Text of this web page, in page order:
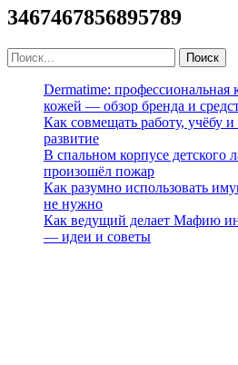
3467467856895789
Dermatime: профессиональная
кожей — обзор бренда и
Как совмещать работу, учёбу
развитие
В спальном корпусе детского
произошёл пожар
Как разумно использовать
не нужно
Как ведущий делает Мафию
— идеи и советы